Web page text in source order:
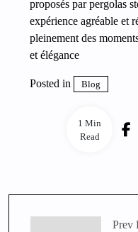
1 Min
Read
proposés par pergolas
expérience agréable et
pleinement des
et élégance
Posted in Blog
Prev